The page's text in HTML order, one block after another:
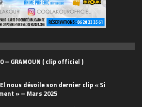
(1)
– GRAMOUN ( clip officiel )
nous dévoile son dernier clip « Si
» – Mars 2025